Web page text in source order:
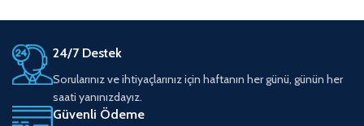
24/7 Destek
Sorularınız ve ihtiyaçlarınız için haftanın her günü, günün her
saati yanınızdayız.
Güvenli Ödeme